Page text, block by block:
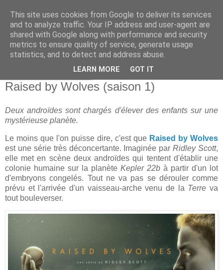
Raised by Wolves (saison 1)
Deux androïdes sont chargés d'élever des enfants sur une
mystérieuse planète.
Le moins que l'on puisse dire, c'est que Raised by Wolves
est une série très déconcertante. Imaginée parRidley Scott,
elle met en scène deux androïdes qui tentent d'établir une
colonie humaine sur la planète Kepler 22b à partir d'un lot
d'embryons congelés. Tout ne va pas se dérouler comme
prévu et l'arrivée d'un vaisseau-arche venu de la Terreva
tout bouleverser.
This site uses cookies from Google to deliver its services
and to analyze traffic. Your IP address and user-agent are
shared with Google along with performance and security
metrics to ensure quality of service, generate usage
statistics, and to detect and address abuse.
LEARN MORE GOT IT